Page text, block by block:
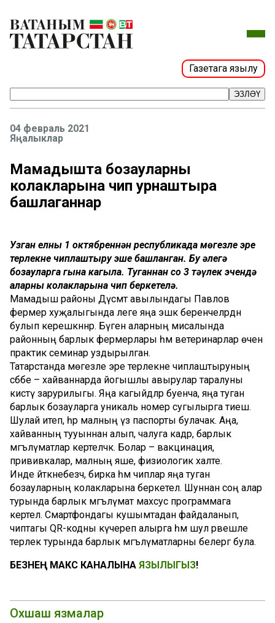
Газетага язылу
ЭЗЛӘҮ
04 февраль 2021
Яңалыклар
Мамадышта бозауларның
колакларына чип урнаштыра
башлаганнар
Узган елның 1 октябреннән республикада мөгезле эре
терлекне чиплаштыру эше башланган. Бу әлегә
бозауларга гына кагыла. Туганнан соң 3 тәүлек эчендә
аларның колакларына чип беркетелә.
Мамадыш районы Дүсмәт авылындагы Павлов
фермер хуҗалыгында әлеге яңа эшкә беренчеләрдән
булып керешкәннәр. Бүген аларның мисалында
районның барлык фермерлары һәм ветеринарлар өчен
практик семинар уздырылган.
Татарстанда мөгезле эре терлекне чиплаштыруның
сәбәбе – хайваннарда йогышлы авырулар таралуны
кисәтү зарурилыгы. Яңа кагыйдәләр буенча, яңа туган
барлык бозауларга уникаль номер сугылырга тиеш.
Шулай итеп, һәр малның үз паспорты булачак. Аңа,
хайванның тууыннан алып, чалуга кадәр, барлык
мәгълүматлар кертеләчәк. Болар – вакцинация,
прививкалар, малның яше, физиологик халәте.
Инде әйткәнебезчә, бирка һәм чиплар яңа туган
бозауларның колакларына беркетелә. Шуннан соң алар
турында барлык мәгълүмат махсус программага
кертелә. Смартфондагы кушымтадан файдаланып,
чиптагы QR-кодны күчереп алырга һәм шул рәвешле
терлек турында барлык мәгълүматларны белергә була.
БЕЗНЕҢ МАКС КАНАЛЫНА ЯЗЫЛЫГЫЗ!
Охшаш язмалар